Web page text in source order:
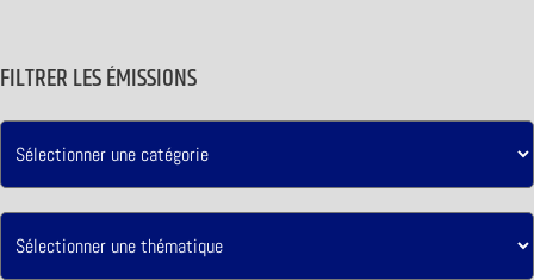
FILTRER LES ÉMISSIONS